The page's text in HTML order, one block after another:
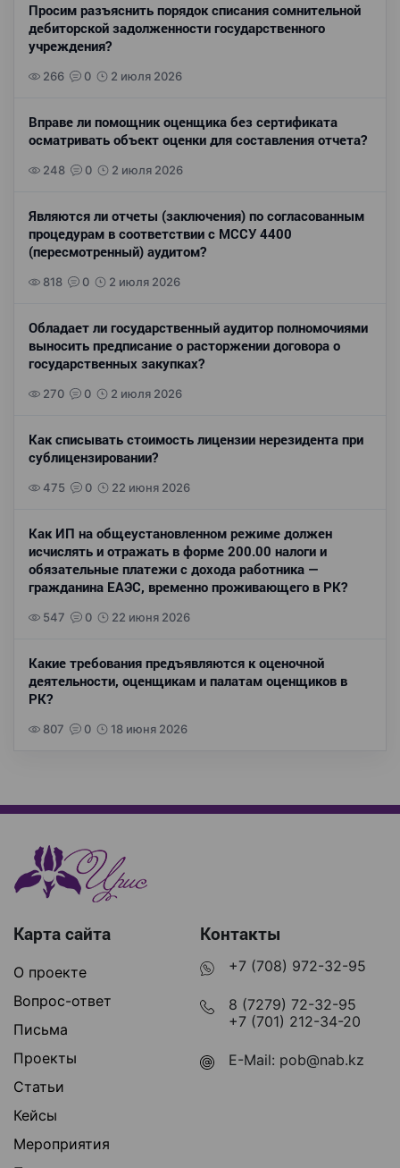
Просим разъяснить порядок списания сомнительной
дебиторской задолженности государственного
учреждения?
266 0 2 июля 2026
Вправе ли помощник оценщика без сертификата
осматривать объект оценки для составления отчета?
248 0 2 июля 2026
Являются ли отчеты (заключения) по согласованным
процедурам в соответствии с МССУ 4400
(пересмотренный) аудитом?
818 0 2 июля 2026
Обладает ли государственный аудитор полномочиями
выносить предписание о расторжении договора о
государственных закупках?
270 0 2 июля 2026
Как списывать стоимость лицензии нерезидента при
сублицензировании?
475 0 22 июня 2026
Как ИП на общеустановленном режиме должен
исчислять и отражать в форме 200.00 налоги и
обязательные платежи с дохода работника —
гражданина ЕАЭС, временно проживающего в РК?
547 0 22 июня 2026
Какие требования предъявляются к оценочной
деятельности, оценщикам и палатам оценщиков в
РК?
807 0 18 июня 2026
Карта сайта
О проекте
Вопрос-ответ
Письма
Проекты
Статьи
Кейсы
Мероприятия
Контакты
+7 (708) 972-32-95
8 (7279) 72-32-95
+7 (701) 212-34-20
E-Mail: pob@nab.kz